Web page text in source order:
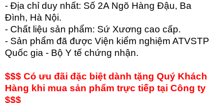
- Địa chỉ duy nhất: Số 2A Ngõ Hàng Đậu, Ba
Đình, Hà Nội.
- Chất liệu sản phẩm: Sứ Xương cao cấp.
- Sản phẩm đã được Viện kiểm nghiệm ATVSTP
Quốc gia - Bộ Y tế chứng nhận.
$$$ Có ưu đãi đặc biệt dành tặng Quý Khách
Hàng khi mua sản phẩm trực tiếp tại Công ty
$$$